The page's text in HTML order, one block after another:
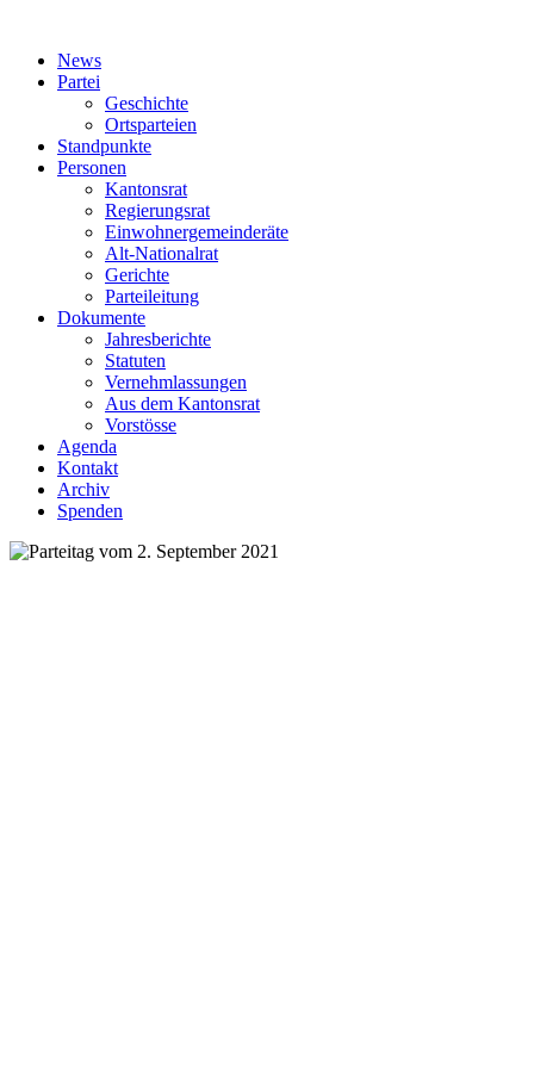
News
Partei
Geschichte
Ortsparteien
Standpunkte
Personen
Kantonsrat
Regierungsrat
Einwohnergemeinderäte
Alt-Nationalrat
Gerichte
Parteileitung
Dokumente
Jahresberichte
Statuten
Vernehmlassungen
Aus dem Kantonsrat
Vorstösse
Agenda
Kontakt
Archiv
Spenden